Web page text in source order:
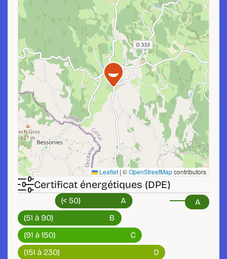
Leaflet |©OpenStreetMapcontributors
Certificat énergétiques (DPE)
A